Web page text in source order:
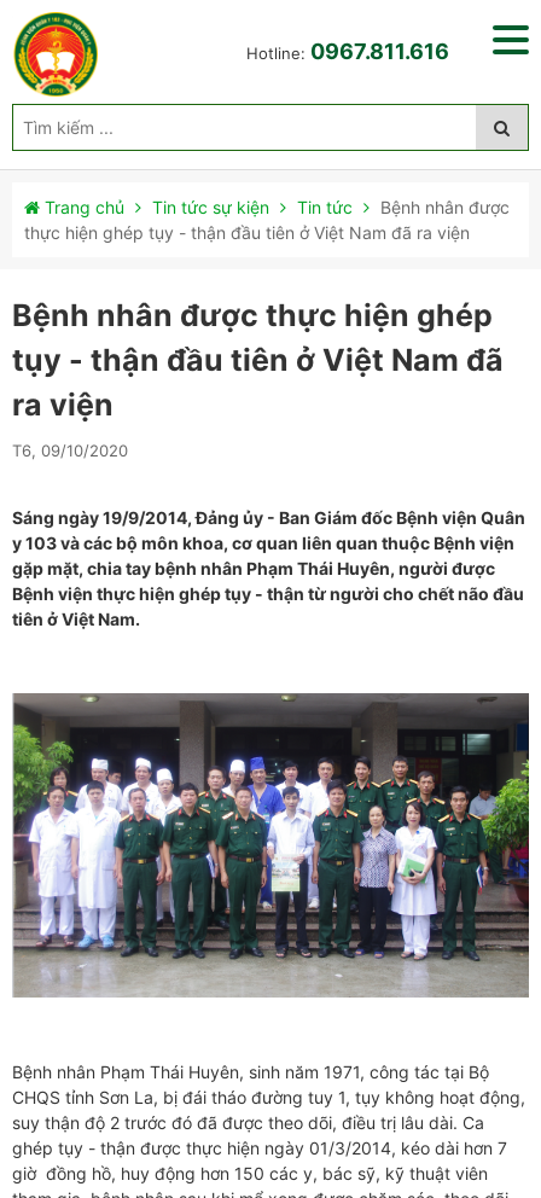
Hotline: 0967.811.616
Trang chủ Tin tức sự kiện Tin tức
Bệnh nhân được
thực hiện ghép tụy - thận đầu tiên ở Việt Nam đã ra viện
Bệnh nhân được thực hiện ghép
tụy - thận đầu tiên ở Việt Nam đã
ra viện
T6, 09/10/2020
Sáng ngày 19/9/2014, Đảng ủy - Ban Giám đốc Bệnh viện Quân
y 103 và các bộ môn khoa, cơ quan liên quan thuộc Bệnh viện
gặp mặt, chia tay bệnh nhân Phạm Thái Huyên, người được
Bệnh viện thực hiện ghép tụy - thận từ người cho chết não đầu
tiên ở Việt Nam.
Bệnh nhân Phạm Thái Huyên, sinh năm 1971, công tác tại Bộ
CHQS tỉnh Sơn La, bị đái tháo đường tuy 1, tụy không hoạt động,
suy thận độ 2 trước đó đã được theo dõi, điều trị lâu dài. Ca
ghép tụy - thận được thực hiện ngày 01/3/2014, kéo dài hơn 7
giờ đồng hồ, huy động hơn 150 các y, bác sỹ, kỹ thuật viên